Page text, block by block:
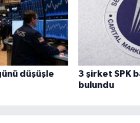
düşüşle
3 şirket SPK
bulundu